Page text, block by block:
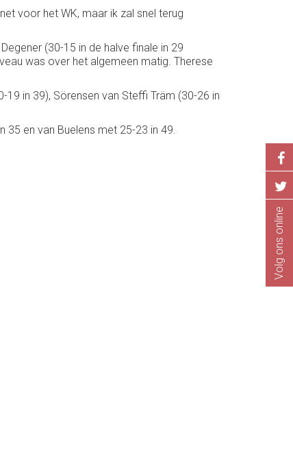
voor het WK, maar ik zal snel terug
(30-15 in de halve finale in 29
was over het algemeen matig. Therese
in 39), Sörensen van Steffi Träm (30-26 in
en van Buelens met 25-23 in 49.
Volg ons online